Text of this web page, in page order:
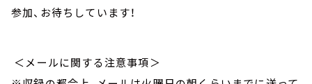
参加、お待ちしています！
＜メールに関する注意事項＞